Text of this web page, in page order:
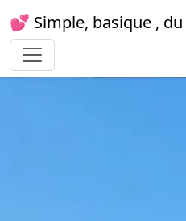
💕 Simple, basique ,